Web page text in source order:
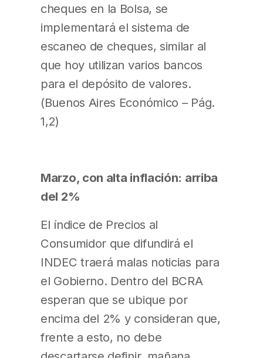
cheques en la Bolsa, se
implementará el sistema de
escaneo de cheques, similar al
que hoy utilizan varios bancos
para el depósito de valores.
(Buenos Aires Económico – Pág.
1,2)
Marzo, con alta inflación: arriba
del 2%
El índice de Precios al
Consumidor que difundirá el
INDEC traerá malas noticias para
el Gobierno. Dentro del BCRA
esperan que se ubique por
encima del 2% y consideran que,
frente a esto, no debe